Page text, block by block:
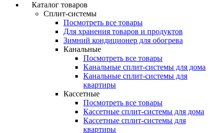
Каталог товаров
Сплит-системы
Посмотреть все товары
Для хранения товаров и продуктов
Зимний кондиционер для обогрева
Канальные
Посмотреть все товары
Канальные сплит-системы для дома
Канальные сплит-системы для
квартиры
Кассетные
Посмотреть все товары
Кассетные сплит-системы для дома
Кассетные сплит-системы для
квартиры